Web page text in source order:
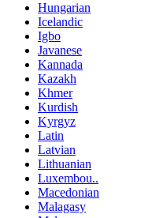
Hungarian
Icelandic
Igbo
Javanese
Kannada
Kazakh
Khmer
Kurdish
Kyrgyz
Latin
Latvian
Lithuanian
Luxembou..
Macedonian
Malagasy